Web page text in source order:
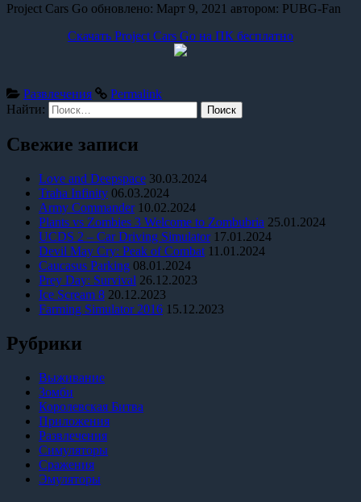
Project Cars Go обновлено: Март 9, 2021 автором: PUBG-Fan
Скачать Project Cars Go на ПК бесплатно
Развлечения
Permalink
Найти:
Свежие записи
Love and Deepspace 30.03.2024
Traha Infinity 06.03.2024
Army Commander 10.02.2024
Plants vs Zombies 3 Welcome to Zombubria 25.01.2024
UCDS 2 – Car Driving Simulator 17.01.2024
Devil May Cry: Peak of Combat 11.01.2024
Caucasus Parking 08.01.2024
Prey Day: Survival 26.12.2023
Ice Scream 8 20.12.2023
Farming Simulator 2016 15.12.2023
Рубрики
Выживание
Зомби
Королевская Битва
Приложения
Развлечения
Симуляторы
Сражения
Эмуляторы